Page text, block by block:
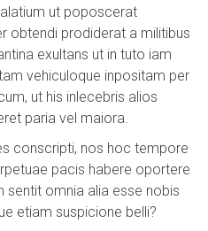
ut poposcerat
obtendi prodiderat a militibus
exultans ut in tuto iam
vehiculoque inpositam per
ut his inlecebris alios
paria vel maiora.
conscripti, nos hoc tempore
pacis habere oportere
sentit omnia alia esse nobis
etiam suspicione belli?